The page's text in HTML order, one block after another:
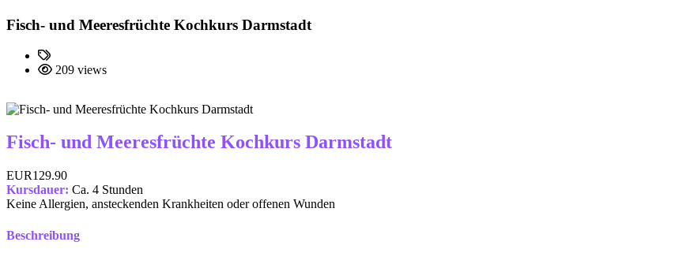
Fisch- und Meeresfrüchte Kochkurs Darmstadt
209 views
Fisch- und Meeresfrüchte Kochkurs Darmstadt
EUR129.90
Kursdauer: Ca. 4 Stunden
Keine Allergien, ansteckenden Krankheiten oder offenen Wunden
Beschreibung